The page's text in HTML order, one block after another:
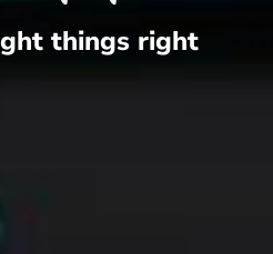
things right